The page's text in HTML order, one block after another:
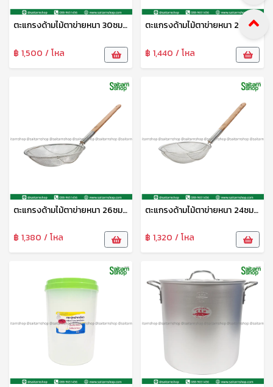
ตะแกรงด้ามไม้ตาข่ายหนา 30ซม. CYS
฿ 1,500 / โหล
ตะแกรงด้ามไม้ตาข่ายหนา 28ซม. CYS
฿ 1,440 / โหล
ตะแกรงด้ามไม้ตาข่ายหนา 26ซม. CYS
฿ 1,380 / โหล
ตะแกรงด้ามไม้ตาข่ายหนา 24ซม. CYS
฿ 1,320 / โหล